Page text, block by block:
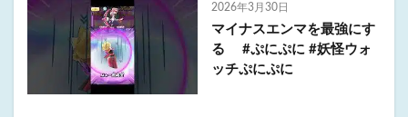
2026年3月30日
マイナスエンマを最強にす
る #ぷにぷに #妖怪ウォ
ッチぷにぷに